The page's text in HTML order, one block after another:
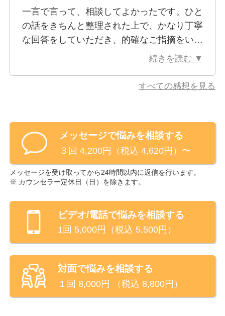
い人と会うことに抵抗感がなくなり、また人
と会っている時でも自分らしく振る舞えるこ
とが多くなりました。まだ人を完全に信頼す
ることは難しいのですが、前よりは大分良く
なっているのをハッキリ感じられています。
これもカウンセラーの西井さんの手腕が優れ
ていて、私と良い信頼関係を築いてくれたか
カウンセリングをオススメします。
解決の糸口が見つかるだけでも、健やかに生
一言で言って、相談してよかったです。ひと
の話をきちんと整理された上で、かなり丁寧
な回答をしていただき、的確なご指摘をいた
だけたと思います。得意分野とされる「認知
き、大変勉強になりました。また、自分では
いずれにいたしましても、今回はどうもあり
がとうございました。近いうちにまた利用し
たいと考えています。
続きを読む ▼
すべての感想を見る
メッセージで悩みを相談する
３回 4,200円（税込 4,620円）〜
メッセージを受け取ってから24時間以内に返信を行います。
※ カウンセラー定休日（ 日 ）を除きます。
ビデオ/電話で悩みを相談する
1回 5,000円（税込 5,500円）
対面で悩みを相談する
１回 8,000円 （税込 8,800円）